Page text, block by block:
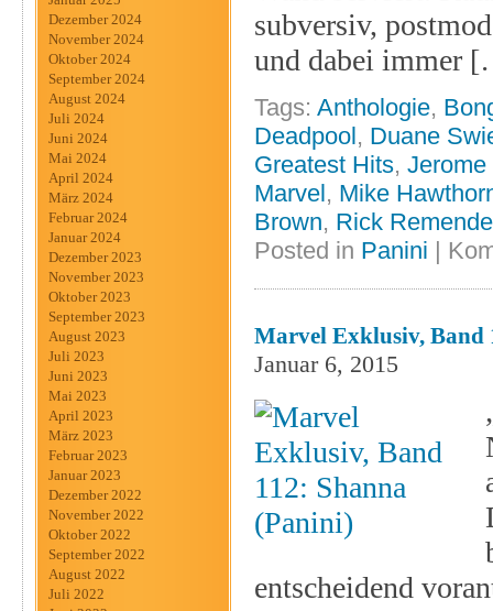
Dezember 2024
November 2024
Oktober 2024
September 2024
August 2024
Juli 2024
Juni 2024
Mai 2024
April 2024
März 2024
Februar 2024
Januar 2024
Dezember 2023
November 2023
Oktober 2023
September 2023
August 2023
Juli 2023
Juni 2023
Mai 2023
April 2023
März 2023
Februar 2023
Januar 2023
Dezember 2022
November 2022
Oktober 2022
September 2022
August 2022
Juli 2022
subversiv,
und dabei immer
Tags: Anthologie,
Deadpool, Duane
Greatest Hits, Jerome
Marvel, Mike
Brown, Rick
Posted in Panini |
Marvel Exklusiv, Band
Januar 6, 2015
entscheidend